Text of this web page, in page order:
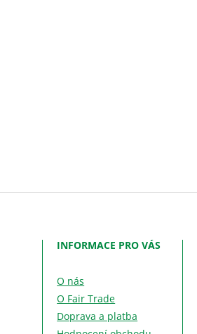
INFORMACE PRO VÁS
O nás
O Fair Trade
Doprava a platba